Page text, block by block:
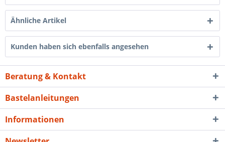
Ähnliche Artikel
Kunden haben sich ebenfalls angesehen
Beratung & Kontakt
Bastelanleitungen
Informationen